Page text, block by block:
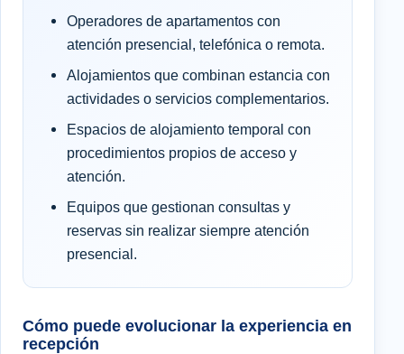
Operadores de apartamentos con
atención presencial, telefónica o remota.
Alojamientos que combinan estancia con
actividades o servicios complementarios.
Espacios de alojamiento temporal con
procedimientos propios de acceso y
atención.
Equipos que gestionan consultas y
reservas sin realizar siempre atención
presencial.
Cómo puede evolucionar la experiencia en
recepción